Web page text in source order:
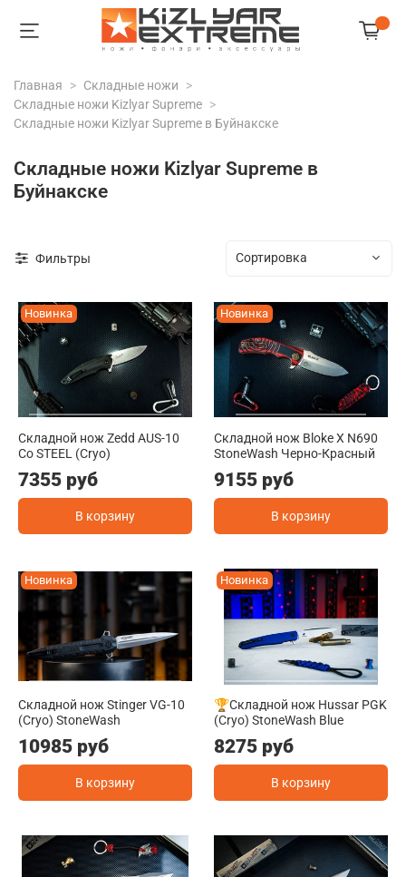
Главная
Складные ножи
Складные ножи Kizlyar Supreme
Складные ножи Kizlyar Supreme в Буйнакске
Складные ножи Kizlyar Supreme в
Буйнакске
Фильтры
Новинка
Складной нож Zedd AUS-10
Co STEEL (Cryo)
7355 руб
В корзину
Новинка
Складной нож Bloke X N690
StoneWash Черно-Красный
9155 руб
В корзину
Новинка
Складной нож Stinger VG-10
(Cryo) StoneWash
10985 руб
В корзину
Новинка
🏆Складной нож Hussar PGK
(Cryo) StoneWash Blue
8275 руб
В корзину